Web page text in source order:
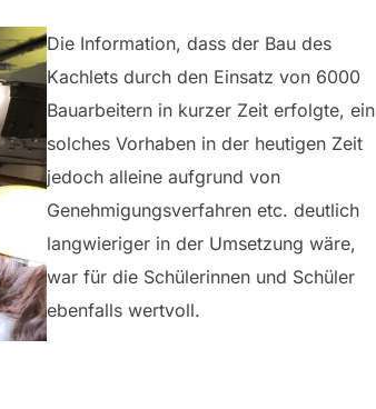
Die Information, dass der Bau des
Kachlets durch den Einsatz von 6000
Bauarbeitern in kurzer Zeit erfolgte, ein
solches Vorhaben in der heutigen Zeit
jedoch alleine aufgrund von
Genehmigungsverfahren etc. deutlich
langwieriger in der Umsetzung wäre,
war für die Schülerinnen und Schüler
ebenfalls wertvoll.